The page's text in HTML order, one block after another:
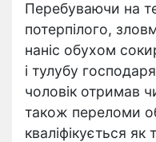
Перебуваючи на
потерпілого,
наніс обухом
і тулубу
чоловік отримав
також переломи
кваліфікується